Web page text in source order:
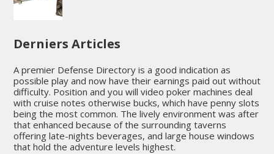
Derniers Articles
A premier Defense Directory is a good indication as
possible play and now have their earnings paid out without
difficulty. Position and you will video poker machines deal
with cruise notes otherwise bucks, which have penny slots
being the most common. The lively environment was after
that enhanced because of the surrounding taverns
offering late-nights beverages, and large house windows
that hold the adventure levels highest.